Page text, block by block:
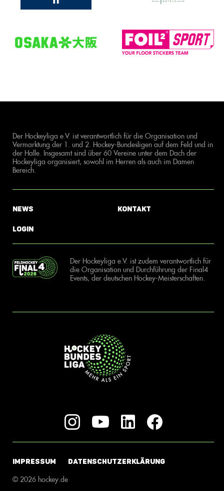
Der Hockeyliga e.V. ist verantwortlich für die Organisation und
Vermarktung der 1. und 2. Hockey-Bundesligen auf dem Feld und in
der Halle. Insgesamt sind über 60 Vereine unter dem Dach der
Hockeyliga organisiert, sowohl im Herren als auch im Damen
Bereich.
News
Login
Kontakt
Der Hockeyliga e.V. ist zudem verantwortlich für
die Organisation und Durchführung der Final4
Events, der deutschen Hockey-Meisterschaften.
IMPRESSUM DATENSCHUTZERKLÄRUNG
© 2026 hockey.de